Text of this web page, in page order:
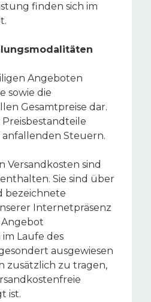
finden sich im
Angeboten
sowie die
Gesamtpreise dar.
Steuern.
Versandkosten sind
Sie sind über
bezeichnete
Internetpräsenz
Laufe des
ausgewiesen
zusätzlich zu tragen,
ist.